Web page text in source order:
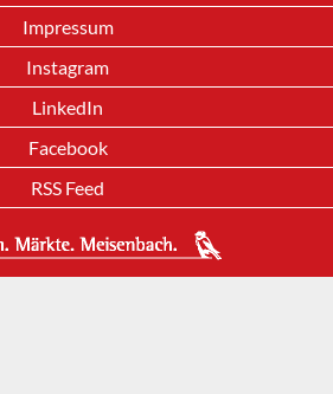
Impressum
Instagram
LinkedIn
Facebook
RSS Feed